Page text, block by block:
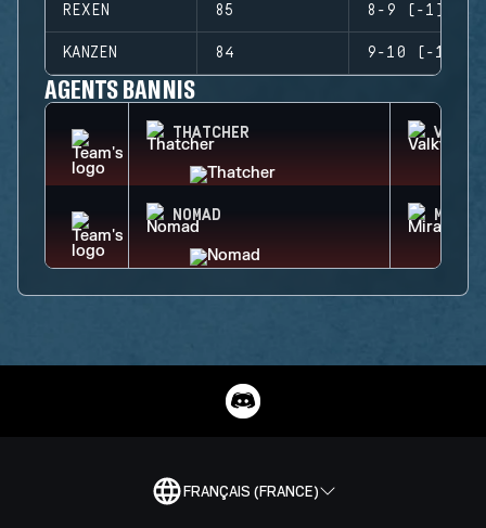
REXEN 85 8-9 (-1)
KANZEN 84 9-10 (-1)
AGENTS BANNIS
THATCHER
NOMAD MIRA
FRANÇAIS (FRANCE)